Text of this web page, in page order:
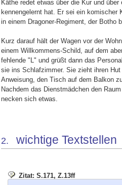
Käthe redet etwas über die Kur und
kennengelernt hat. Er sei ein komischer
in einem Dragoner-Regiment, der Botho
Kurz darauf hält der Wagen vor der
einem Willkommens-Schild, auf dem
fehlende "L" und grüßt dann das
sie ins Schlafzimmer. Sie zieht ihren
Anweisung, den Tisch auf dem Balkon
Nachdem das Dienstmädchen den
necken sich etwas.
2. wichtige Textstellen
Zitat: S.171, Z.13ff